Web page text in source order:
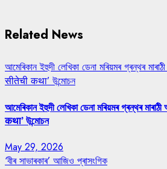
Related News
আমেৰিকান ইহুদী লেখিকা ডেনা মৰিয়মৰ গ্ৰন্থৰ
सीतेची कथा’ উন্মোচন
আমেৰিকান ইহুদী লেখিকা ডেনা মৰিয়মৰ গ্ৰন্থৰ
कथा’ উন্মোচন
May 29, 2026
‘বীৰ সাভাৰকাৰ’ আজিও প্ৰাসংগিক